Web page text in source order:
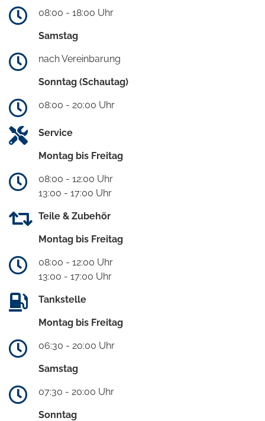
08:00 - 18:00 Uhr
Samstag
nach Vereinbarung
Sonntag (Schautag)
08:00 - 20:00 Uhr
Service
Montag bis Freitag
08:00 - 12:00 Uhr
13:00 - 17:00 Uhr
Teile & Zubehör
Montag bis Freitag
08:00 - 12:00 Uhr
13:00 - 17:00 Uhr
Tankstelle
Montag bis Freitag
06:30 - 20:00 Uhr
Samstag
07:30 - 20:00 Uhr
Sonntag